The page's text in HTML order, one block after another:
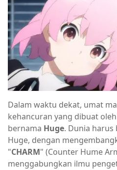
Dalam waktu dekat, umat
kehancuran yang dibuat
bernama Huge. Dunia
Huge, dengan
"CHARM" (Counter Hume
menggabungkan ilmu